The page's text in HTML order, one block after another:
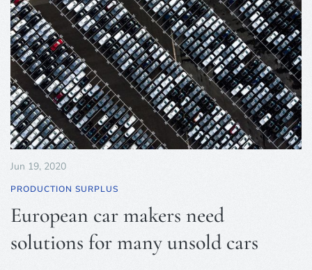
Jun 19, 2020
PRODUCTION SURPLUS
European car makers need
solutions for many unsold cars